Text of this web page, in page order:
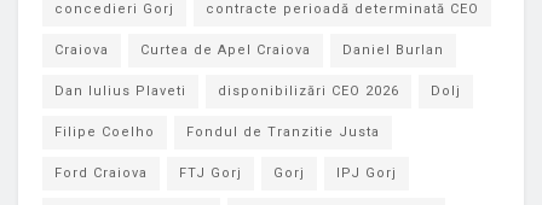
concedieri Gorj contracte perioadă determinată CEO
Craiova Curtea de Apel Craiova Daniel Burlan
Dan Iulius Plaveti disponibilizări CEO 2026 Dolj
Filipe Coelho Fondul de Tranzitie Justa
Ford Craiova FTJ Gorj Gorj IPJ Gorj